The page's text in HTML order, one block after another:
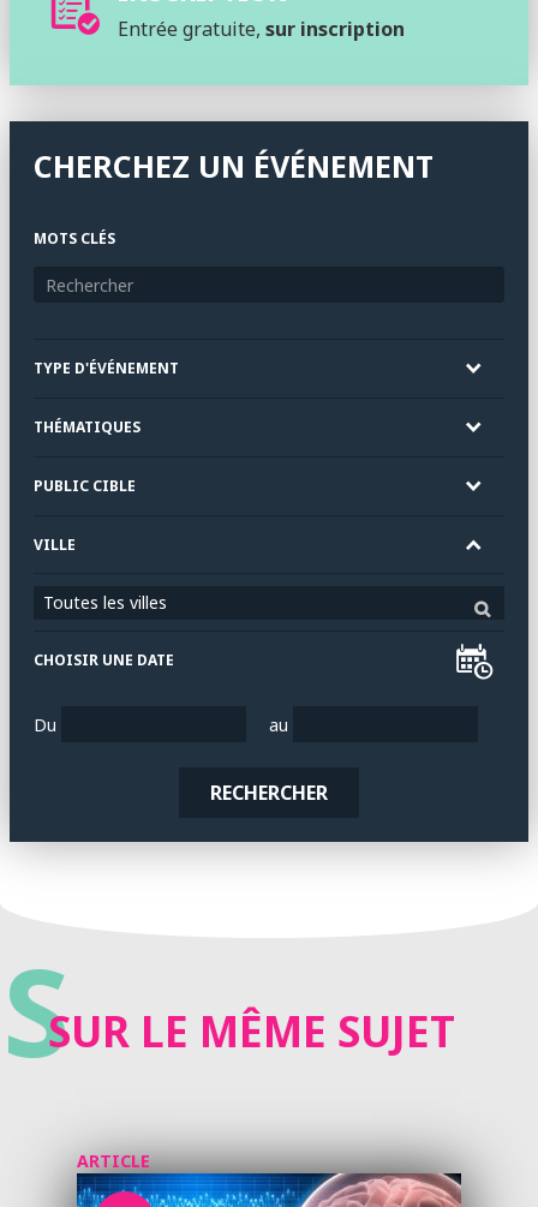
Entrée gratuite, sur inscription
CHERCHEZ UN ÉVÉNEMENT
MOTS CLÉS
TYPE D'ÉVÉNEMENT
THÉMATIQUES
PUBLIC CIBLE
VILLE
Toutes les villes
CHOISIR UNE DATE
Du au
RECHERCHER
SSUR LE MÊME SUJET
ARTICLE